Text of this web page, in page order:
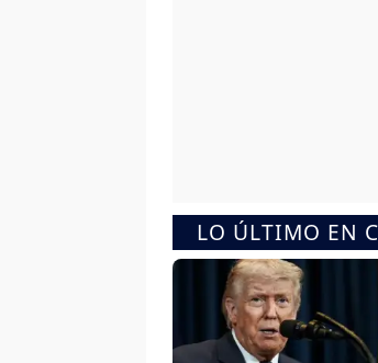
LO ÚLTIMO EN